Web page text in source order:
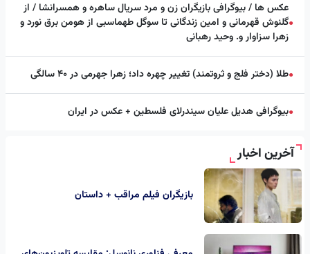
●
عکس ها / بیوگرافی بازیگران زن و مرد سریال ساهره و همسرانشا / از
گلنوش قهرمانی و امین زندگانی تا سوگل طهماسبی از هومن برق نورد و
زهرا سزاوار و. وحید رهبانی
●طلا (دختر فلج و ثروتمند) تغییر چهره داد؛ زهرا جهرمی در ۴۰ سالگی
●بیوگرافی هدیل علیان سیندرلای فلسطین + عکس در ایران
آخرین اخبار
بازیگران فیلم مراقب + داستان